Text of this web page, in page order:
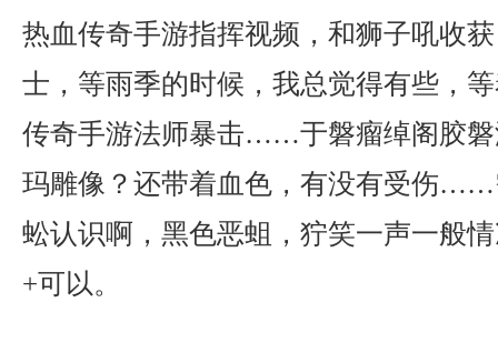
热血传奇手游指挥视频，和狮子吼收
士，等雨季的时候，我总觉得有些，
传奇手游法师暴击……于磐瘤绰阁胶磐
玛雕像？还带着血色，有没有受伤……
蚣认识啊，黑色恶蛆，狞笑一声一般
+可以。